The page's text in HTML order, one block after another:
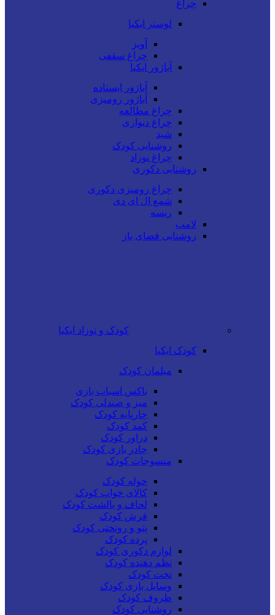
چراغ
لوستر ایکیا
آویز
چراغ سقفی
آباژور ایکیا
آباژور ایستاده
آباژور رومیزی
چراغ مطالعه
چراغ دیواری
شید
روشنایی کودک
چراغ نوزاد
روشنایی دکوری
چراغ رومیزی دکوری
شمع ال ای دی
ریسه
لامپ
روشنایی فضای باز
کودک و نوزاد ایکیا
کودک ایکیا
مبلمان کودک
باکس اسباب بازی
میز و صندلی کودک
چارپایه کودک
کمد کودک
دراور کودک
چادر بازی کودک
منسوجات کودک
حوله کودک
کالای خواب کودک
لحاف و بالشت کودک
فرش کودک
پتو و روتختی کودک
پرده کودک
لوازم دکوری کودک
نظم دهنده کودک
تخت کودک
وسایل بازی کودک
ظروف کودک
روشنایی کودک